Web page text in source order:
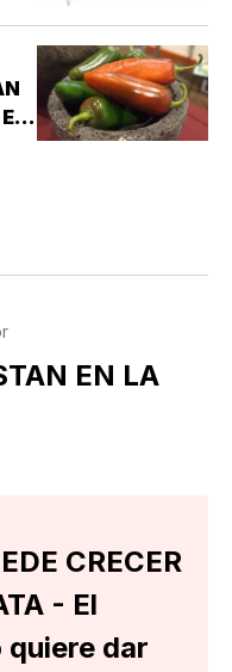
EN LA
CRECER
- El
dar